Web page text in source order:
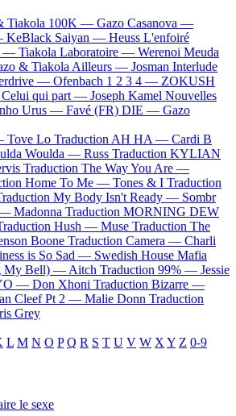
Tiakola 100K — Gazo Casanova —
KeBlack Saiyan — Heuss L'enfoiré
— Tiakola Laboratoire — Werenoi Meuda
& Tiakola Ailleurs — Josman Interlude
— Ofenbach 1 2 3 4 — ZOKUSH
Celui qui part — Joseph Kamel Nouvelles
Urus — Favé (FR) DIE — Gazo
Tove Lo Traduction AH HA — Cardi B
Woulda — Russ Traduction KYLIAN
Traduction The Way You Are —
Home To Me — Tones & I Traduction
My Body Isn't Ready — Sombr
— Madonna Traduction MORNING DEW
Hush — Muse Traduction The
Boone Traduction Camera — Charli
is So Sad — Swedish House Mafia
My Bell) — Aitch Traduction 99% — Jessie
— Don Xhoni Traduction Bizarre —
Cleef Pt 2 — Malie Donn Traduction
Grey
L M N O P Q R S T U V W X Y Z 0-9
le sexe